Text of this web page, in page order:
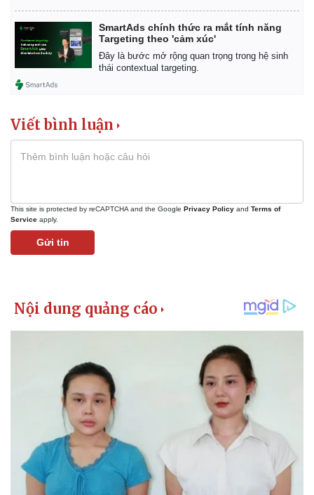
Bất động sản
Khởi nghiệp
Tiêu dùng
SmartAds chính thức ra mắt tính năng
Targeting theo 'cảm xúc'
Đây là bước mở rộng quan trọng trong hệ sinh
thái contextual targeting.
Viết bình luận
This site is protected by reCAPTCHA and the Google Privacy Policy and Terms of
Service apply.
Gửi tin